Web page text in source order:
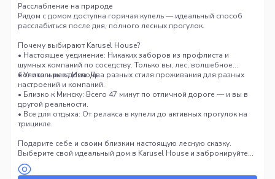
Расслабление на природе
Рядом с домом доступна горячая купель — идеальный способ
расслабиться после дня, полного лесных прогулок.
Почему выбирают Karusel House?
• Настоящее уединение: Никаких заборов из профлиста и
шумных компаний по соседству. Только вы, лес, волшебное
болото и река Ислочь.
• Уникальные дома: Два разных стиля проживания для разных
настроений и компаний.
• Близко к Минску: Всего 47 минут по отличной дороге — и вы в
другой реальности.
• Все для отдыха: От релакса в купели до активных прогулок на
трицикле.
Подарите себе и своим близким настоящую лесную сказку.
Выберите свой идеальный дом в Karusel House и забронируйте
побег из города!